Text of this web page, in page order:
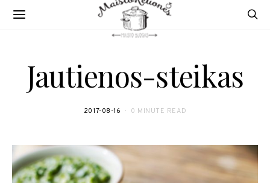
Jautienos-steikas
2017-08-16 0 MINUTE READ